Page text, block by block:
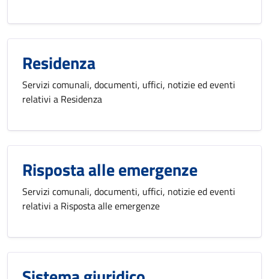
Residenza
Servizi comunali, documenti, uffici, notizie ed eventi
relativi a Residenza
Risposta alle emergenze
Servizi comunali, documenti, uffici, notizie ed eventi
relativi a Risposta alle emergenze